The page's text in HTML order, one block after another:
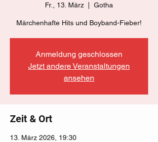
Fr., 13. März Gotha
Märchenhafte Hits und Boyband-Fieber!
Anmeldung geschlossen
Jetzt andere Veranstaltungen
ansehen
Zeit & Ort
13. März 2026, 19:30